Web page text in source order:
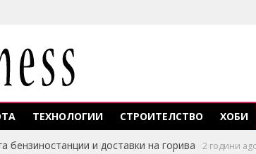
ТЕХНОЛОГИИ СТРОИТЕЛСТВО ХОБИ
бензиностанции и доставки на горива 2 години